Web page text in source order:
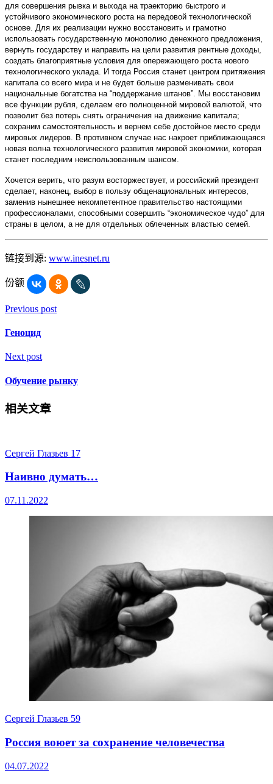
для совершения рывка и выхода на траекторию быстрого и
устойчивого экономического роста на передовой технологической
основе. Для их реализации нужно восстановить и грамотно
использовать государственную монополию денежного предложения,
вернуть государству и направить на цели развития рентные доходы,
создать благоприятные условия для опережающего роста нового
технологического уклада. И тогда Россия станет центром притяжения
капитала со всего мира и не будет больше разменивать свои
национальные богатства на “поддержание штанов”. Мы восстановим
все функции рубля, сделаем его полноценной мировой валютой, что
позволит без потерь снять ограничения на движение капитала;
сохраним самостоятельность и вернем себе достойное место среди
мировых лидеров. В противном случае нас накроет приближающаяся
новая волна технологического развития мировой экономики, которая
станет последним неиспользованным шансом.
Хочется верить, что разум восторжествует, и российский президент
сделает, наконец, выбор в пользу общенациональных интересов,
заменив нынешнее некомпетентное правительство настоящими
профессионалами, способными совершить “экономическое чудо” для
страны в целом, а не для отдельных облеченных властью семей.
链接到源: www.inesnet.ru
份额
Previous post
Геноцид
Next post
Обучение рынку
相关文章
Сергей Глазьев 17
Наивно думать…
07.11.2022
Сергей Глазьев 59
Россия воюет за сохранение человечества
04.07.2022